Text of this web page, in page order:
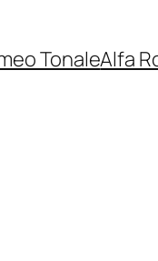
TonaleAlfa